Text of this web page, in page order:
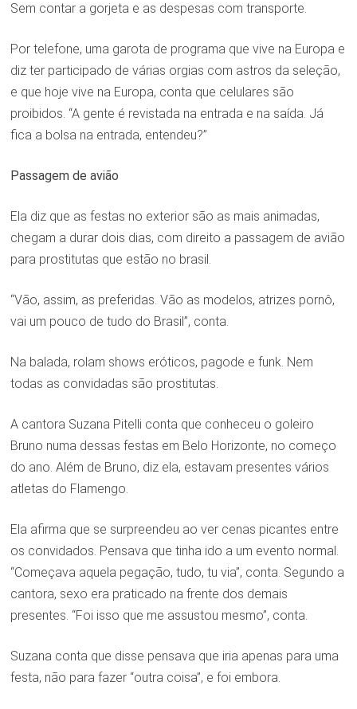
Sem contar a gorjeta e as despesas com transporte.
Por telefone, uma garota de programa que vive na Europa e
diz ter participado de várias orgias com astros da seleção,
e que hoje vive na Europa, conta que celulares são
proibidos. “A gente é revistada na entrada e na saída. Já
fica a bolsa na entrada, entendeu?”
Passagem de avião
Ela diz que as festas no exterior são as mais animadas,
chegam a durar dois dias, com direito a passagem de avião
para prostitutas que estão no brasil.
“Vão, assim, as preferidas. Vão as modelos, atrizes pornô,
vai um pouco de tudo do Brasil”, conta.
Na balada, rolam shows eróticos, pagode e funk. Nem
todas as convidadas são prostitutas.
A cantora Suzana Pitelli conta que conheceu o goleiro
Bruno numa dessas festas em Belo Horizonte, no começo
do ano. Além de Bruno, diz ela, estavam presentes vários
atletas do Flamengo.
Ela afirma que se surpreendeu ao ver cenas picantes entre
os convidados. Pensava que tinha ido a um evento normal.
“Começava aquela pegação, tudo, tu via”, conta. Segundo a
cantora, sexo era praticado na frente dos demais
presentes. “Foi isso que me assustou mesmo”, conta.
Suzana conta que disse pensava que iria apenas para uma
festa, não para fazer “outra coisa”, e foi embora.